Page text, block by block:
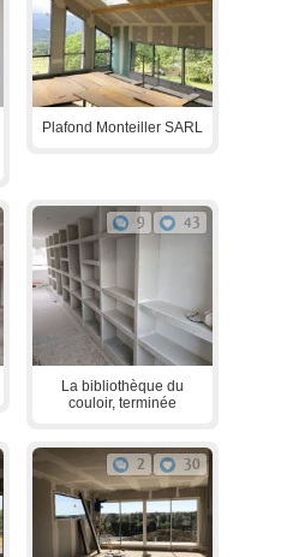
Plafond Monteiller SARL
9 43
La bibliothèque du
couloir, terminée
2 30